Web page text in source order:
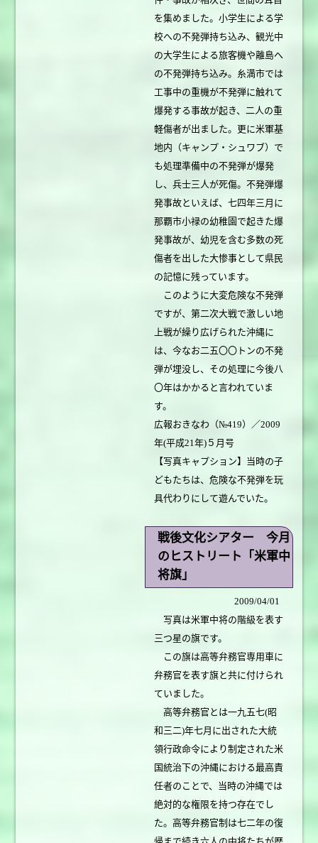
を集めました。小学生による学
校への不発弾持ち込み、観光中
の大学生による旅客機や離島へ
の不発弾持ち込み。糸満市では
工事中の重機が不発弾に触れて
爆発する事故が起き、二人の重
軽傷者が出ました。更に米軍基
地内（キャンプ・シュワブ）で
も処理準備中の不発弾が爆発
し、兵士三人が死傷。不発弾爆
発事故といえば、七四年三月に
那覇市小禄の幼稚園で起きた爆
発事故が、幼児を含む多数の死
傷者を出した大惨事として県民
の記憶に残っています。
このように大変危険な不発弾
ですが、第二次大戦で激しい地
上戦が繰り広げられた沖縄に
は、今なお二五〇〇トンの不発
弾が埋没し、その処理に今後八
〇年はかかると言われていま
す。
広報おきなわ（№419）／2009
年(平成21年)５月号
【写真キャプション】当時の子
どもたちは、危険な不発弾を玩
具代わりにして遊んでいた。
戦後文化シアター 今月
のヒストリート「米軍中
将旗」
2009/04/01
写真は米軍中将の階級を表す
三つ星の旗です。
この旗は高等弁務官専用車に
弁務官を表す旗と共に付けられ
ていました。
高等弁務官とは一九五七(昭
和三二)年七月に出された大統
領行政命令により制定された米
国統治下の沖縄における最高責
任者のことで、当時の沖縄では
絶対的な権限を持つ存在でし
た。高等弁務官制は七二年の復